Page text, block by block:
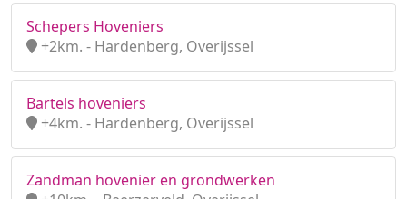
Schepers Hoveniers
+2km. - Hardenberg, Overijssel
Bartels hoveniers
+4km. - Hardenberg, Overijssel
Zandman hovenier en grondwerken